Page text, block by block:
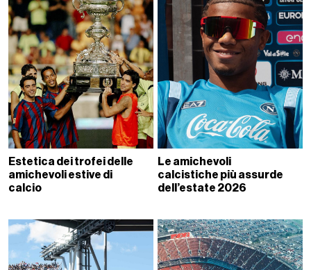
Estetica dei trofei delle
amichevoli estive di
calcio
Le amichevoli
calcistiche più assurde
dell’estate 2026